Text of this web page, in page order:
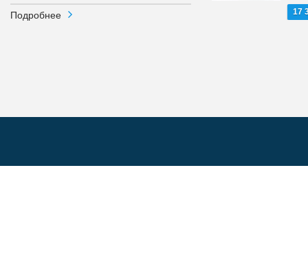
Подробнее 17